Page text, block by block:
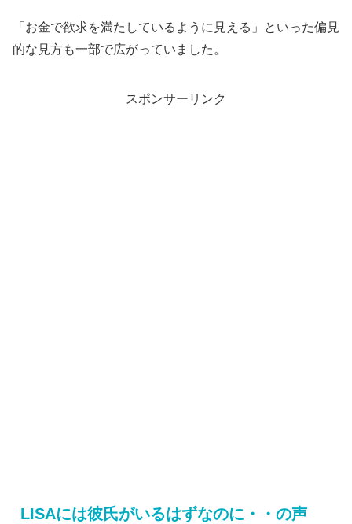
「お金で欲求を満たしているように見える」といった偏見
的な見方も一部で広がっていました。
スポンサーリンク
LISAには彼氏がいるはずなのに・・の声